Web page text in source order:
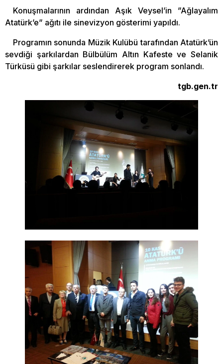
Konuşmalarının ardından Aşık Veysel’in ”Ağlayalım
Atatürk’e” ağıtı ile sinevizyon gösterimi yapıldı.
Programın sonunda Müzik Kulübü tarafından Atatürk’ün
sevdiği şarkılardan Bülbülüm Altın Kafeste ve Selanik
Türküsü gibi şarkılar seslendirerek program sonlandı.
tgb.gen.tr